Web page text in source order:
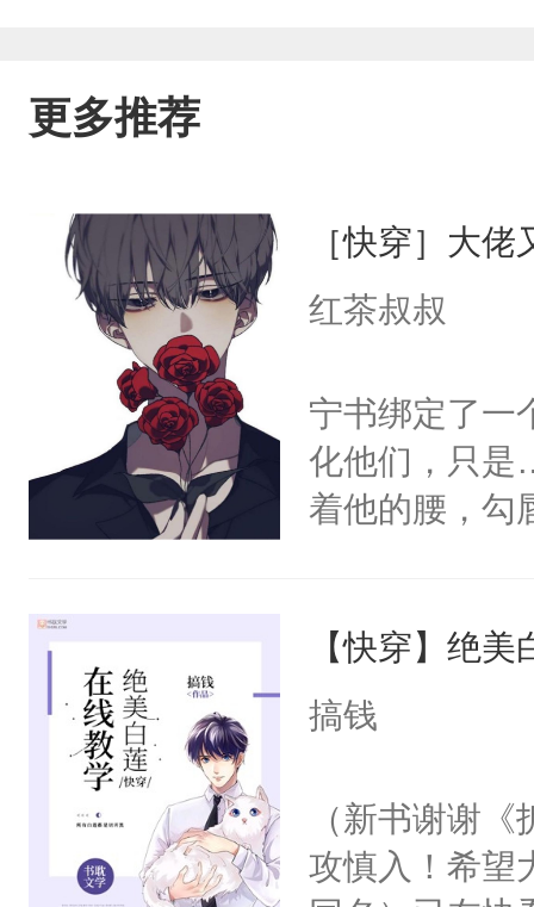
更多推荐
［快穿］大
红茶叔叔
宁书绑定了一
化他们，只是
着他的腰，勾
来，给老公
用力——为你
【快穿】绝
搞钱
（新书谢谢
攻慎入！希望